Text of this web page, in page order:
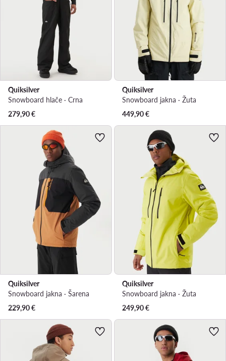
Quiksilver
Snowboard hlače · Crna
279,90€
Quiksilver
Snowboard jakna · Žuta
449,90€
Quiksilver
Snowboard jakna · Šarena
229,90€
Quiksilver
Snowboard jakna · Žuta
249,90€